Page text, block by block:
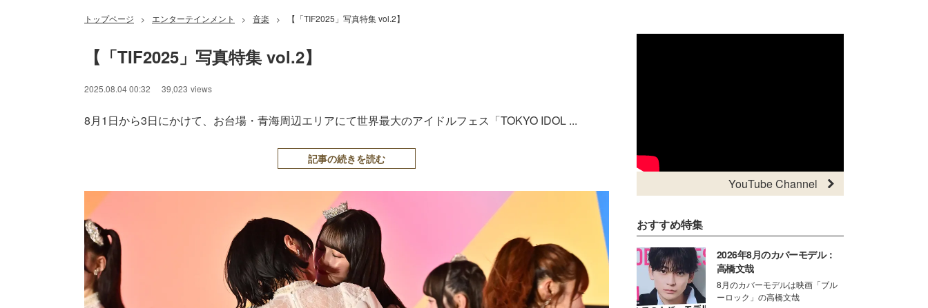
トップページ > エンターテインメント > 音楽 > 【「TIF2025」写真特集 vol.2】
【「TIF2025」写真特集 vol.2】
2025.08.04 00:32 39,023 views
8月1日から3日にかけて、お台場・青海周辺エリアにて世界最大のアイドルフェス「TOKYO IDOL ...
記事の続きを読む
YouTube Channel
おすすめ特集
2026年8月のカバーモデル：
高橋文哉
8月のカバーモデルは映画「ブル
ーロック」の高橋文哉